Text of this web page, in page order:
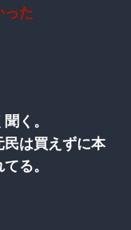
った
く。
は買えずに本
る。